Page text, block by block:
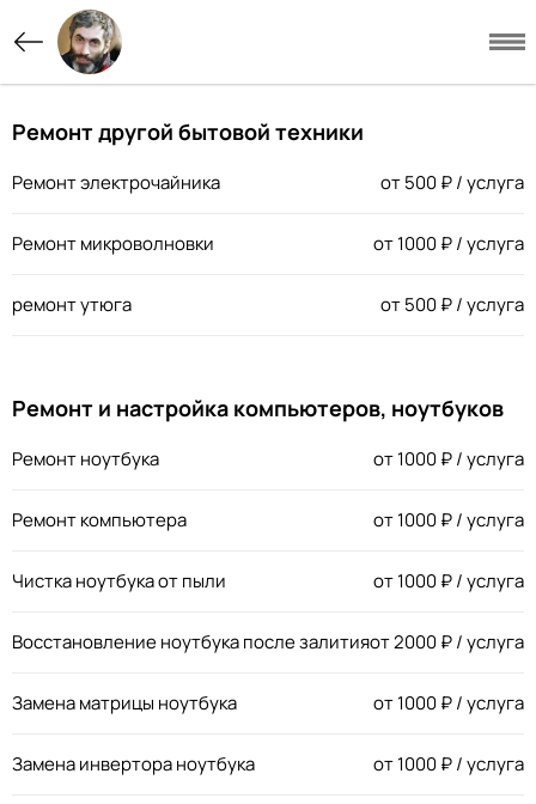
Ремонт другой бытовой техники
Ремонт электрочайника от500₽ / услуга
Ремонт микроволновки от1000₽ / услуга
ремонт утюга от500₽ / услуга
Ремонт и настройка компьютеров, ноутбуков
Ремонт ноутбука от1000₽ / услуга
Ремонт компьютера от1000₽ / услуга
Чистка ноутбука от пыли от1000₽ / услуга
Восстановление ноутбука после залитияот2000₽ / услуга
Замена матрицы ноутбука от1000₽ / услуга
Замена инвертора ноутбука от1000₽ / услуга